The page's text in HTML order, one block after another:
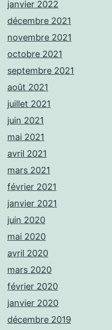
janvier 2022
décembre 2021
novembre 2021
octobre 2021
septembre 2021
août 2021
juillet 2021
juin 2021
mai 2021
avril 2021
mars 2021
février 2021
janvier 2021
juin 2020
mai 2020
avril 2020
mars 2020
février 2020
janvier 2020
décembre 2019